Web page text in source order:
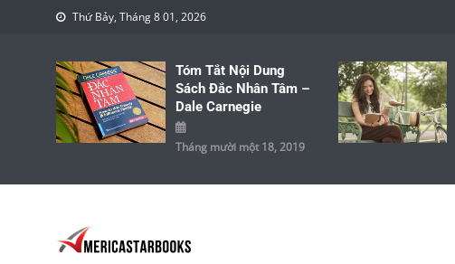
Skip to contentThứ Bảy, Tháng 8 01, 2026
Tóm Tắt Nội Dung
Sách Đắc Nhân Tâm –
Dale Carnegie
Tháng mười một 18, 2019